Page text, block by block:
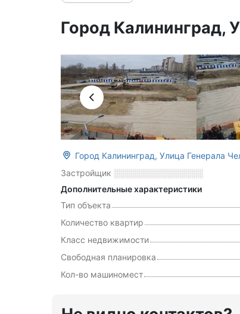
Город Калининград,
Дата съемки: Апрель 2026 Дата
Город Калининград, Улица Генерала
Застройщик ░░░░░░░░░░░░░░░
Дополнительные характеристики
Тип объекта
Количество квартир
Класс недвижимости
Свободная планировка
Кол-во машиномест